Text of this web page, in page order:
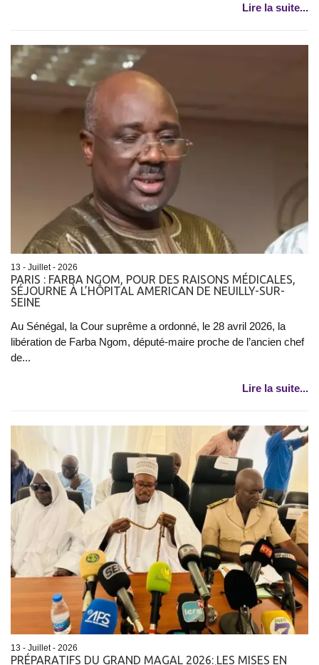
Lire la suite...
13 - Juillet - 2026
PARIS : FARBA NGOM, POUR DES RAISONS MÉDICALES,
SÉJOURNE À L’HÔPITAL AMERICAN DE NEUILLY-SUR-
SEINE
Au Sénégal, la Cour suprême a ordonné, le 28 avril 2026, la
libération de Farba Ngom, député-maire proche de l’ancien chef
de...
Lire la suite...
13 - Juillet - 2026
PRÉPARATIFS DU GRAND MAGAL 2026: LES MISES EN